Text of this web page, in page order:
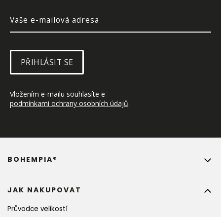
PŘIHLÁSIT SE
Vložením e-mailu souhlasíte e
podmínkami ochrany osobních údajů.
JAK NAKUPOVAT
Průvodce velikostí
BOHEMPIA®